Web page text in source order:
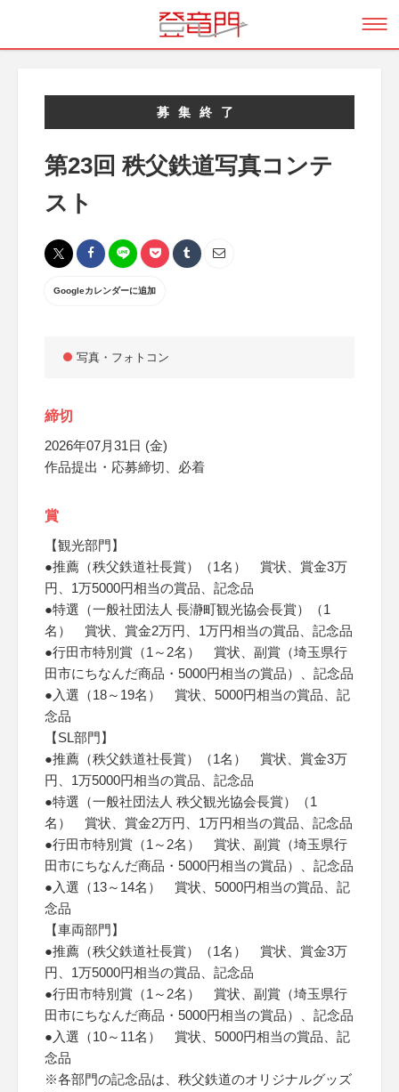
募集終了
第23回 秩父鉄道写真コンテ
スト
Googleカレンダーに追加
写真・フォトコン
締切
2026年07月31日 (金)
作品提出・応募締切、必着
賞
【観光部門】
●推薦（秩父鉄道社長賞）（1名） 賞状、賞金3万
円、1万5000円相当の賞品、記念品
●特選（一般社団法人 長瀞町観光協会長賞）（1
名） 賞状、賞金2万円、1万円相当の賞品、記念品
●行田市特別賞（1～2名） 賞状、副賞（埼玉県行
田市にちなんだ商品・5000円相当の賞品）、記念品
●入選（18～19名） 賞状、5000円相当の賞品、記
念品
【SL部門】
●推薦（秩父鉄道社長賞）（1名） 賞状、賞金3万
円、1万5000円相当の賞品、記念品
●特選（一般社団法人 秩父観光協会長賞）（1
名） 賞状、賞金2万円、1万円相当の賞品、記念品
●行田市特別賞（1～2名） 賞状、副賞（埼玉県行
田市にちなんだ商品・5000円相当の賞品）、記念品
●入選（13～14名） 賞状、5000円相当の賞品、記
念品
【車両部門】
●推薦（秩父鉄道社長賞）（1名） 賞状、賞金3万
円、1万5000円相当の賞品、記念品
●行田市特別賞（1～2名） 賞状、副賞（埼玉県行
田市にちなんだ商品・5000円相当の賞品）、記念品
●入選（10～11名） 賞状、5000円相当の賞品、記
念品
※各部門の記念品は、秩父鉄道のオリジナルグッズ